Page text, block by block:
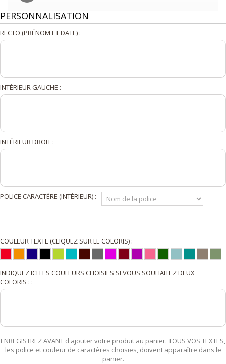
PERSONNALISATION
RECTO (PRÉNOM ET DATE) :
INTÉRIEUR GAUCHE :
INTÉRIEUR DROIT :
POLICE CARACTÈRE (INTÉRIEUR) :
COULEUR TEXTE (CLIQUEZ SUR LE COLORIS) :
INDIQUEZ ICI LES COULEURS CHOISIES SI VOUS SOUHAITEZ DEUX
COLORIS : :
ENREGISTREZ AVANT d'ajouter votre produit au panier. TOUS VOS TEXTES,
les police et couleur de caractères choisies, doivent apparaître dans le
panier.